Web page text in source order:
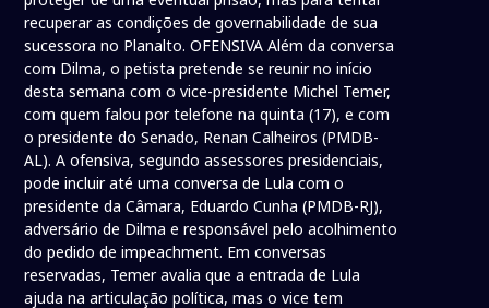
recuperar as condições de governabilidade de sua
sucessora no Planalto. OFENSIVA Além da conversa
com Dilma, o petista pretende se reunir no início
desta semana com o vice-presidente Michel Temer,
com quem falou por telefone na quinta (17), e com
o presidente do Senado, Renan Calheiros (PMDB-
AL). A ofensiva, segundo assessores presidenciais,
pode incluir até uma conversa de Lula com o
presidente da Câmara, Eduardo Cunha (PMDB-RJ),
adversário de Dilma e responsável pelo acolhimento
do pedido de impeachment. Em conversas
reservadas, Temer avalia que a entrada de Lula
ajuda na articulação política, mas o vice tem